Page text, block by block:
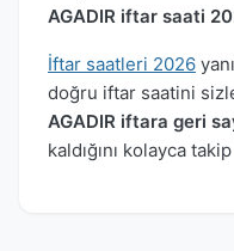
AGADIR iftar saati
İftar saatleri 2026
doğru iftar saatini
AGADIR iftara geri
kaldığını kolayca